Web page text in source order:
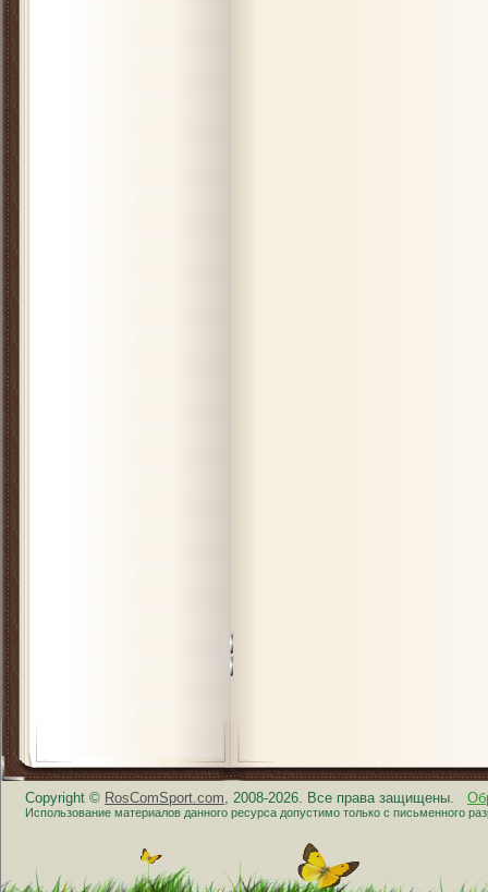
Copyright © RosComSport.com, 2008-2026. Все права защищены.
Использование материалов данного ресурса допустимо только с письменного